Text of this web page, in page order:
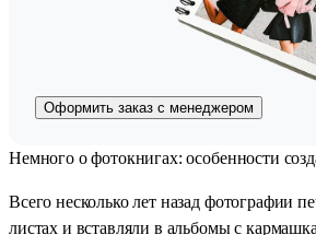
Оформить заказ с менеджером
Немного о фотокнигах: особенности
Всего несколько лет назад фотографии
листах и вставляли в альбомы с